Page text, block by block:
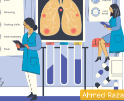
Ahmed Raza